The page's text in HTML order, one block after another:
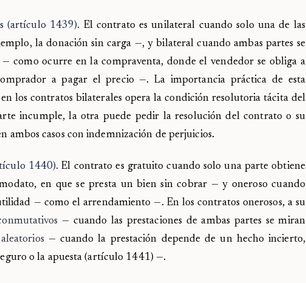
(artículo 1439). El contrato es unilateral cuando solo una de las
la donación sin carga —, y bilateral cuando ambas partes se
como ocurre en la compraventa, donde el vendedor se obliga a
a pagar el precio —. La importancia práctica de esta
los contratos bilaterales opera la condición resolutoria tácita del
incumple, la otra puede pedir la resolución del contrato o su
ambos casos con indemnización de perjuicios.
1440). El contrato es gratuito cuando solo una parte obtiene
en que se presta un bien sin cobrar — y oneroso cuando
— como el arrendamiento —. En los contratos onerosos, a su
— cuando las prestaciones de ambas partes se miran
aleatorios — cuando la prestación depende de un hecho incierto,
o la apuesta (artículo 1441) —.